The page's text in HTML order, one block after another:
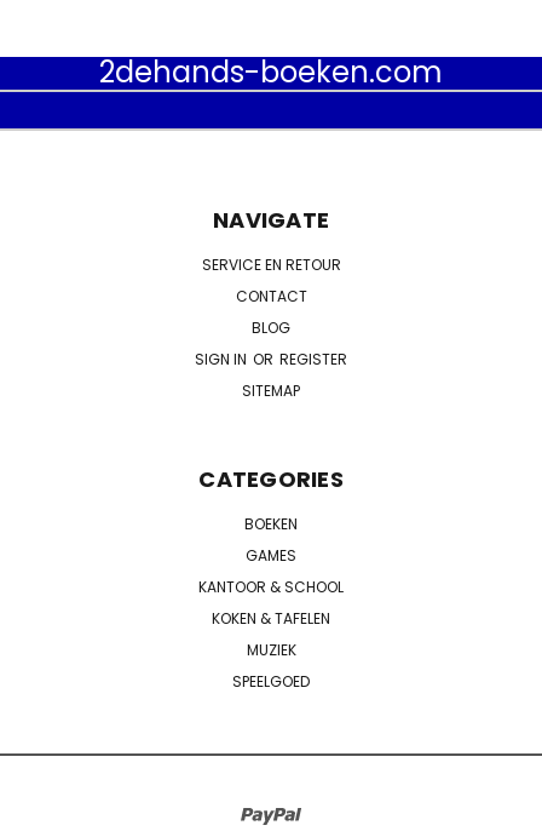
2dehands-boeken.com
NAVIGATE
SERVICE EN RETOUR
CONTACT
BLOG
SIGN IN OR REGISTER
SITEMAP
CATEGORIES
BOEKEN
GAMES
KANTOOR & SCHOOL
KOKEN & TAFELEN
MUZIEK
SPEELGOED